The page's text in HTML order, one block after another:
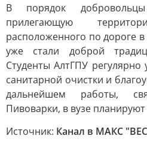
В порядок
прилегающую
расположенного по дороге
уже стали доброй
Студенты АлтГПУ регулярно
санитарной очистки и
дальнейшем работы,
Пивоварки, в вузе
Источник: Канал в МАКС